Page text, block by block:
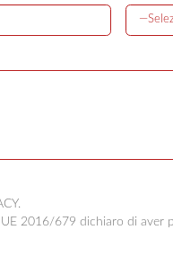
.
2016/679 dichiaro di aver